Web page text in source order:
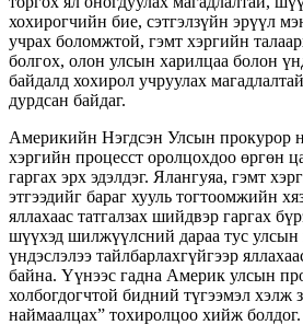
хохирогчийн бие, сэтгэлзүйн эрүүл
учрах боломжтой, гэмт хэргийн
болгох, олон улсын харилцаа болон
байдалд хохирол учруулах
дурдсан байдаг.
Америкийн Нэгдсэн Улсын прокурор
хэргийн процесст оролцохдоо өргөн
гаргах эрх эдэлдэг. Ялангуяа, гэмт
этгээдийг бараг хууль тогтоомжийн
яллахаас татгалзах шийдвэр гаргах
шүүхэд шилжүүлсний дараа тус
үндэслэлээ тайлбарлахгүйгээр
байна. Үүнээс гадна Америк улсын
холбогдогчтой бидний түгээмэл хэлж
наймаалцах” тохиролцоо хийж болдог.